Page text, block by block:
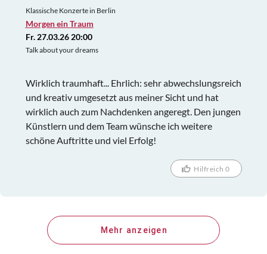
Klassische Konzerte in Berlin
Morgen ein Traum
Fr. 27.03.26 20:00
Talk about your dreams
Wirklich traumhaft... Ehrlich: sehr abwechslungsreich
und kreativ umgesetzt aus meiner Sicht und hat
wirklich auch zum Nachdenken angeregt. Den jungen
Künstlern und dem Team wünsche ich weitere
schöne Auftritte und viel Erfolg!
Hilfreich 0
Mehr anzeigen